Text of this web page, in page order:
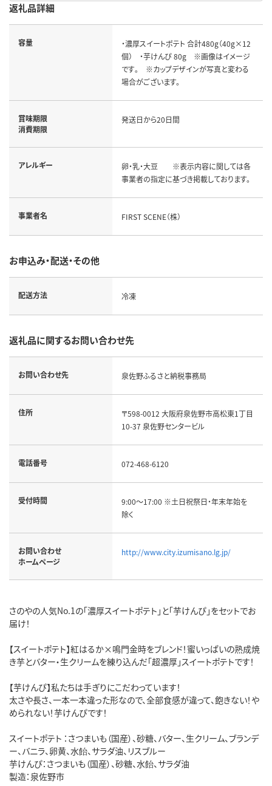
返礼品詳細
容量
・濃厚スイートポテト 合計480g（40g×12
個） ・芋けんぴ 80g ※画像はイメージ
です｡ ※カップデザインが写真と変わる
場合がございます。
賞味期限
消費期限
発送日から20日間
アレルギー
卵・乳・大豆 ※表示内容に関しては各
事業者の指定に基づき掲載しております。
事業者名 FIRST SCENE（株）
お申込み・配送・その他
配送方法 冷凍
返礼品に関するお問い合わせ先
お問い合わせ先 泉佐野ふるさと納税事務局
住所
〒598-0012 大阪府泉佐野市高松東1丁目
10-37 泉佐野センタービル
電話番号 072-468-6120
受付時間
9:00～17:00 ※土日祝祭日・年末年始を
除く
お問い合わせ
ホームページ
http://www.city.izumisano.lg.jp/
さのやの人気No.1の「濃厚スイートポテト」と「芋けんぴ」をセットでお
届け！
【スイートポテト】紅はるか×鳴門金時をブレンド！蜜いっぱいの熟成焼
き芋とバター・生クリームを練り込んだ「超濃厚」スイートポテトです！
【芋けんぴ】私たちは手ぎりにこだわっています！
太さや長さ、一本一本違った形なので、全部食感が違って、飽きない！や
められない！芋けんぴです！
スイートポテト ：さつまいも（国産）、砂糖、バター、生クリーム、ブランデ
ー、バニラ、卵黄、水飴、サラダ油、リスブルー
芋けんぴ：さつまいも（国産）、砂糖、水飴、サラダ油
製造：泉佐野市